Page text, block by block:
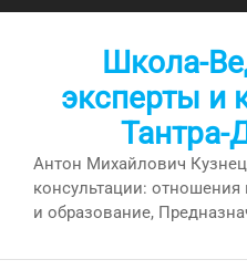
Перейти
Школа-
эксперты и
Антон Михайлович
консультации:
и образование,